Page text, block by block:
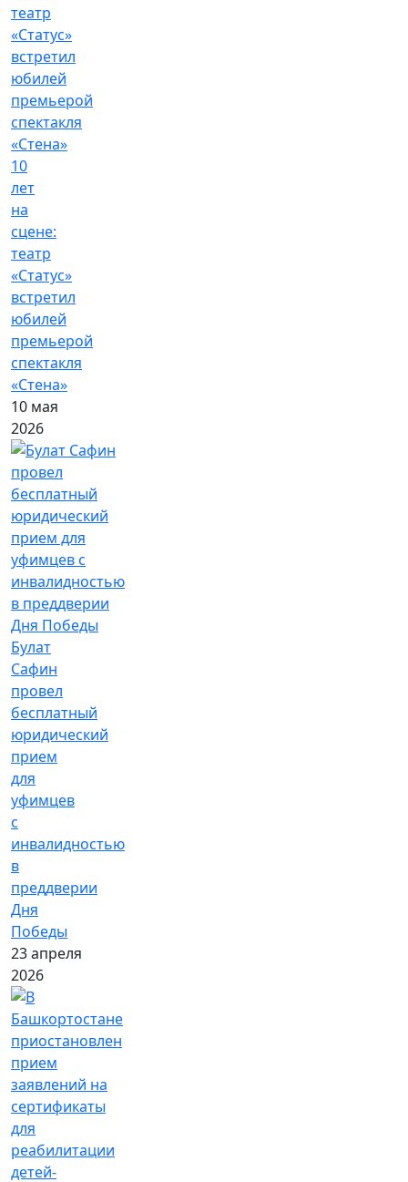
10
лет
на
сцене:
театр
«Статус»
встретил
юбилей
премьерой
спектакля
«Стена»
10 мая
2026
Булат
Сафин
провел
бесплатный
юридический
прием
для
уфимцев
с
инвалидностью
в
преддверии
Дня
Победы
23 апреля
2026